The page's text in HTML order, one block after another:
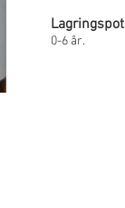
0-6 år.